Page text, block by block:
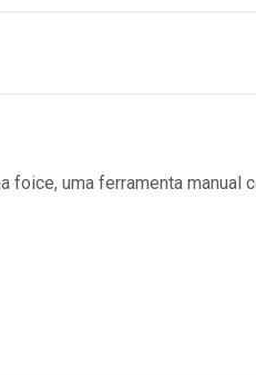
foice, uma ferramenta manual